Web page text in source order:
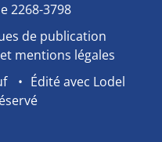
2268-3798
de publication
mentions légales
Édité avec Lodel